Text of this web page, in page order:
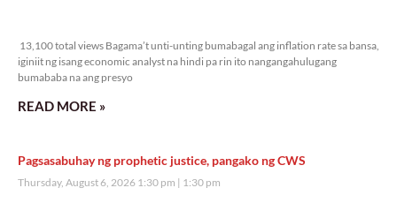
13,100 total views Bagama’t unti-unting bumabagal ang inflation rate sa bansa,
iginiit ng isang economic analyst na hindi pa rin ito nangangahulugang
bumababa na ang presyo
READ MORE »
Pagsasabuhay ng prophetic justice, pangako ng CWS
Thursday, August 6, 2026 1:30 pm 1:30 pm